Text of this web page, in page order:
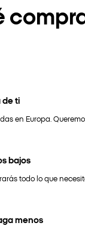
de ti
en Europa.
bajos
todo lo que
menos